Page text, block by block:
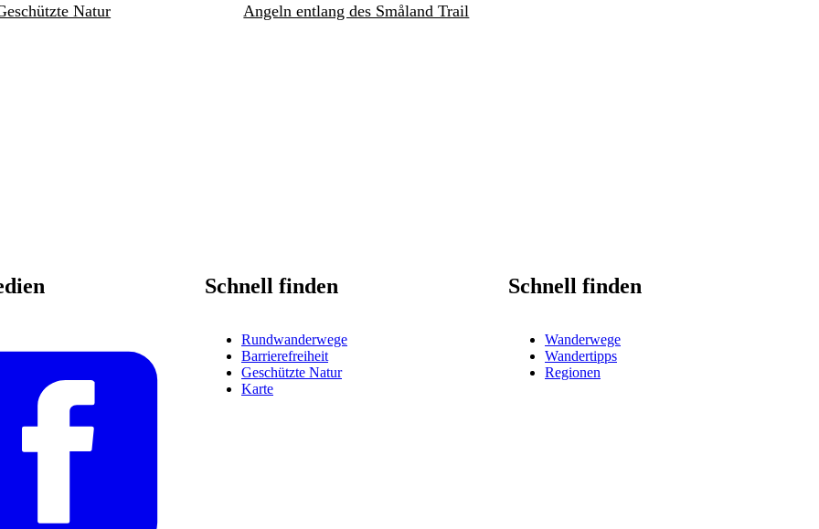
Natur Angeln entlang des Småland Trail
Schnell finden
Rundwanderwege
Barrierefreiheit
Geschützte Natur
Karte
Schnell finden
Wanderwege
Wandertipps
Regionen